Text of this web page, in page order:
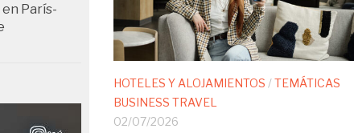
HOTELES Y ALOJAMIENTOS /TEMÁTICAS
BUSINESS TRAVEL
02/07/2026
París-